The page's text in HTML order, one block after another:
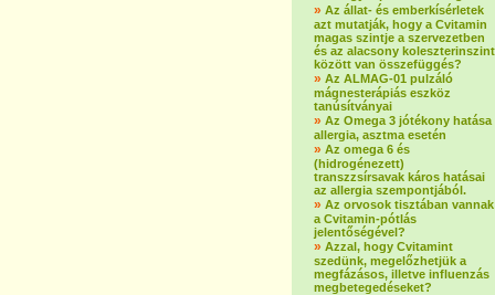
» Az állat- és emberkísérletek
azt mutatják, hogy a Cvitamin
magas szintje a szervezetben
és az alacsony koleszterinszint
között van összefüggés?
» Az ALMAG-01 pulzáló
mágnesterápiás eszköz
tanúsítványai
» Az Omega 3 jótékony hatása
allergia, asztma esetén
» Az omega 6 és
(hidrogénezett)
transzzsírsavak káros hatásai
az allergia szempontjából.
» Az orvosok tisztában vannak
a Cvitamin-pótlás
jelentőségével?
» Azzal, hogy Cvitamint
szedünk, megelőzhetjük a
megfázásos, illetve influenzás
megbetegedéseket?